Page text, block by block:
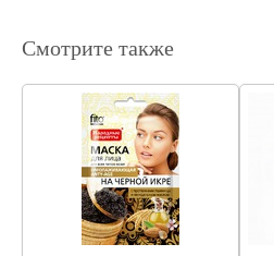
Смотрите также